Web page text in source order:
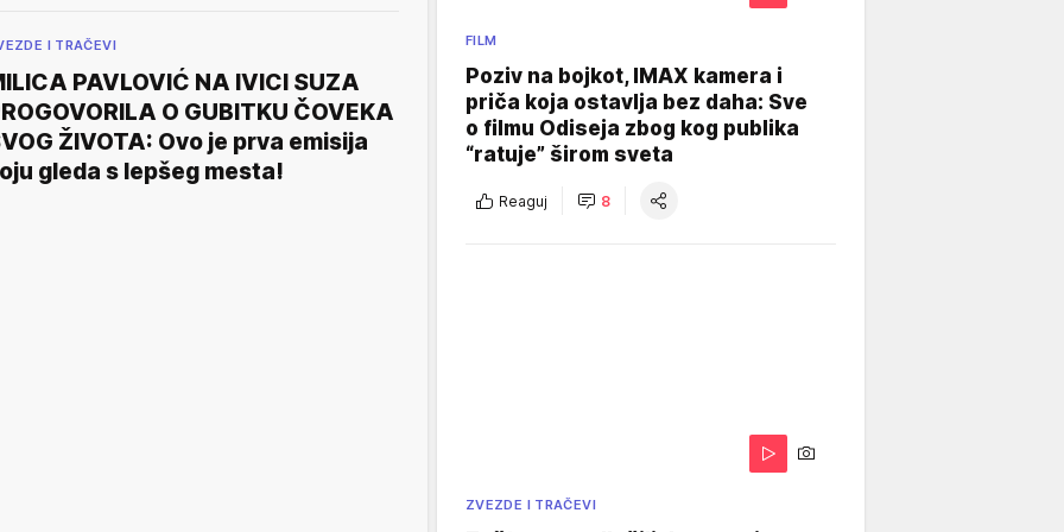
I TRAČEVI
PAVLOVIĆ NA IVICI SUZA
O GUBITKU ČOVEKA
ŽIVOTA: Ovo je prva emisija
gleda s lepšeg mesta!
FILM
Poziv na bojkot, IMAX kamera i
priča koja ostavlja bez daha: Sve
o filmu Odiseja zbog kog publika
“ratuje” širom sveta
Reaguj 8
ZVEZDE I TRAČEVI